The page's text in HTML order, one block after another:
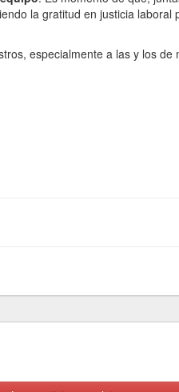
la gratitud en justicia laboral
especialmente a las y los de